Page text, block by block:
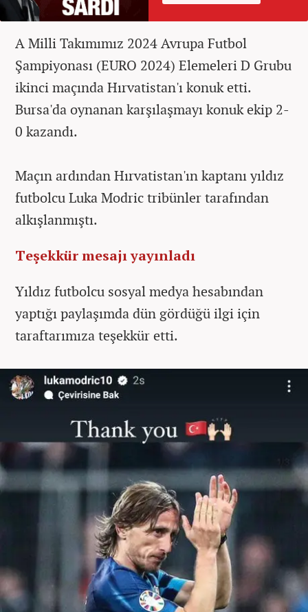
A Milli Takımımız 2024 Avrupa Futbol
Şampiyonası (EURO 2024) Elemeleri D Grubu
ikinci maçında Hırvatistan'ı konuk etti.
Bursa'da oynanan karşılaşmayı konuk ekip 2-
0 kazandı.
Maçın ardından Hırvatistan'ın kaptanı yıldız
futbolcu Luka Modric tribünler tarafından
alkışlanmıştı.
Teşekkür mesajı yayınladı
Yıldız futbolcu sosyal medya hesabından
yaptığı paylaşımda dün gördüğü ilgi için
taraftarımıza teşekkür etti.